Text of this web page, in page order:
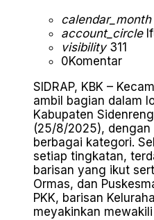
calendar_month
account_circle
visibility311
0Komentar
SIDRAP, KBK –
ambil bagian dalam
Kabupaten
(25/8/2025), dengan
berbagai kategori.
setiap tingkatan,
barisan yang ikut
Ormas, dan
PKK, barisan
meyakinkan